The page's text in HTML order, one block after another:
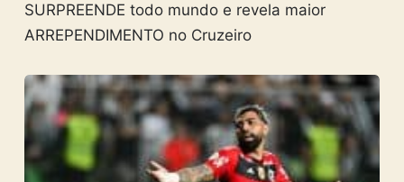
SURPREENDE todo mundo e revela maior
ARREPENDIMENTO no Cruzeiro